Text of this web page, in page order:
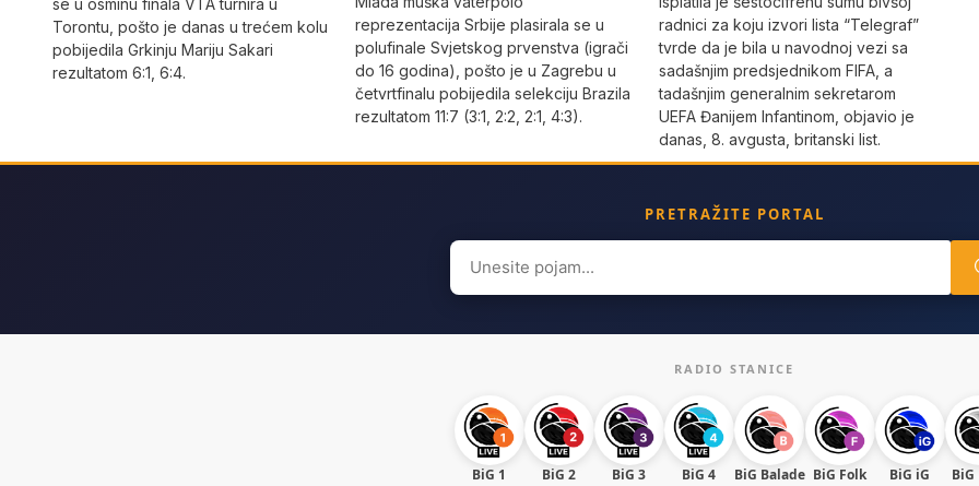
se u osminu finala VTA turnira u
Torontu, pošto je danas u trećem kolu
pobijedila Grkinju Mariju Sakari
rezultatom 6:1, 6:4.
reprezentacija Srbije plasirala se u
polufinale Svjetskog prvenstva (igrači
do 16 godina), pošto je u Zagrebu u
četvrtfinalu pobijedila selekciju Brazila
rezultatom 11:7 (3:1, 2:2, 2:1, 4:3).
radnici za koju izvori lista “Telegraf”
tvrde da je bila u navodnoj vezi sa
sadašnjim predsjednikom FIFA, a
tadašnjim generalnim sekretarom
UEFA Đanijem Infantinom, objavio je
danas, 8. avgusta, britanski list.
PRETRAŽITE PORTAL
Search
for:
RADIO STANICE
BiG 1 BiG 2 BiG 3 BiG 4 BiG Balade BiG Folk BiG iG BiG